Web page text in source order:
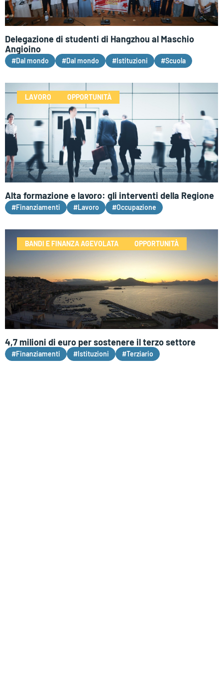
Delegazione di studenti di Hangzhou al Maschio
Angioino
#Dal mondo #Dal mondo #Istituzioni #Scuola
LAVORO OPPORTUNITÀ
Alta formazione e lavoro: gli interventi della Regione
#Finanziamenti #Lavoro #Occupazione
BANDI E FINANZA AGEVOLATA OPPORTUNITÀ
4,7 milioni di euro per sostenere il terzo settore
#Finanziamenti #Istituzioni #Terziario